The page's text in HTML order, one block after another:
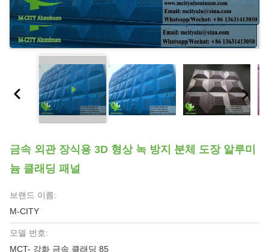
금속 외관 장식용 3D 형상 녹 방지 분체 도장 알루미
늄 클래딩 패널
브랜드 이름:
M-CITY
모델 번호:
MCT- 강화 금속 클래딩 85